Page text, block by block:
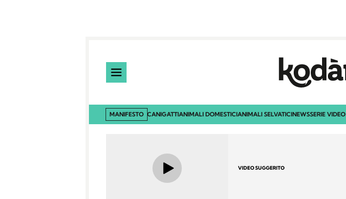
MANIFESTO CANIGATTIANIMALI DOMESTICIANIMALI SELVATICINEWSSERIE VIDEO
VIDEO SUGGERITO